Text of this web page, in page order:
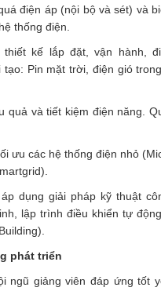
điện áp (nội bộ và sét) và
thống điện.
kế lắp đặt, vận hành,
tạo: Pin mặt trời, điện gió
quả và tiết kiệm điện năng.
ưu các hệ thống điện nhỏ
dụng giải pháp kỹ thuật
lập trình điều khiển tự
phát triển
ngũ giảng viên đáp ứng tốt